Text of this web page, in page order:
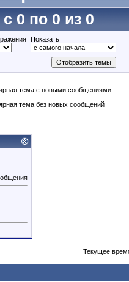
0 по 0 из 0
Показать
тема с новыми сообщениями
тема без новых сообщений
Текущее